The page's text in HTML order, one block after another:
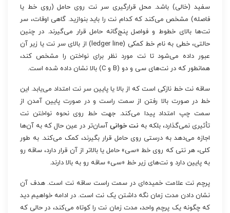
سفید (خالی) باشد. محل قرارگیری سر نت روی حامل (روی خط یا
فاصله) مشخص می‌کند که کدام نت را باید بنوازید. گاهی اوقات، سر
نت‌ها بالای خطوط و فواصل پنج‌گانه حامل قرار می‌گیرند. در چنین
حالتی، خطی به نام خط کمکی (ledger line) از بالای سر نت یا زیر آن
عبور داده می‌شود تا نت مورد نظر برای نواختن را مشخص کند،
همانطور که در نت‌های سی و دو (B و C) بالا نشان داده شده است.
ساقه نت خط نازکی است که از بالا یا پایین سر نت امتداد می‌یابد. این
خط در صورت بالا رفتن از سمت راست و در صورت پایین آمدن از
سمت چپ امتداد پیدا می‌کند. جهت خط روی نحوه نواختن نت
تأثیری نمی‌گذارد، بلکه به نت خوانی آسان‌تر در عین حال که به آن‌ها
اجازه می‌دهد به درستی روی حامل قرار بگیرند، کمک می‌کند. به طور
کلی، هر نتی که روی خط «سی» حامل یا بالاتر از آن قرار دارد، ساقه رو
به پایین دارد و نت‌های زیر خط «سی» ساقه رو به بالا دارند.
پرچم نت علامت خمیده‌ای در سمت راست ساقه نت است. هدف آن
نشان دادن مدت زمان نگه داشتن یک نت است. در ادامه خواهیم دید
که چگونه یک پرچم واحد، مدت زمان نت را کوتاه می‌کند، در حالی که